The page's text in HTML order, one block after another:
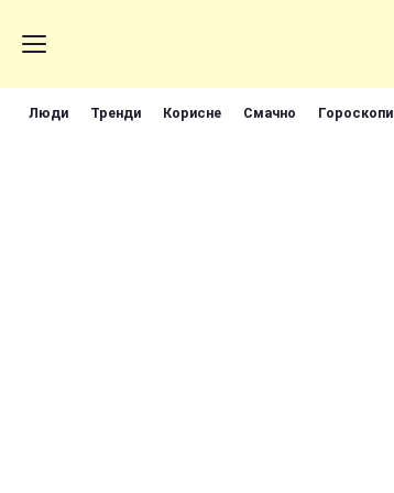
Люди Тренди Корисне Смачно Гороскопи